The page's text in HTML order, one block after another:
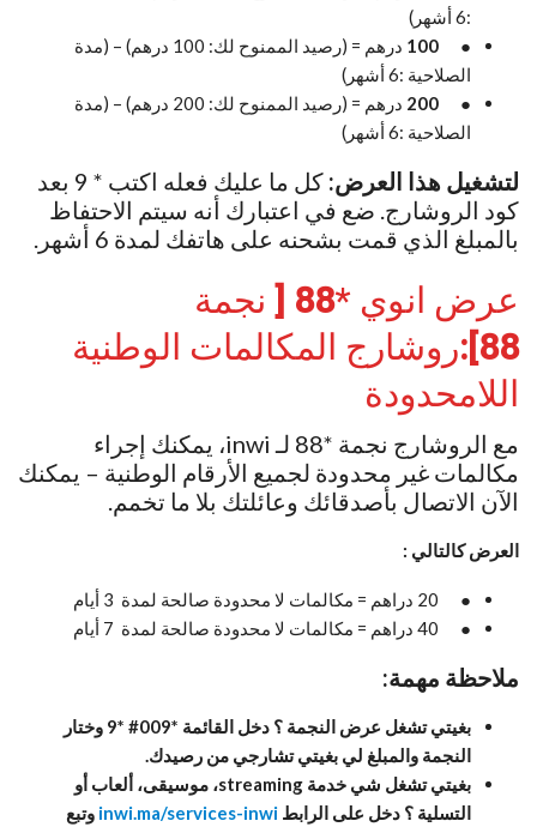
:6 أشهر)
●
100
درهم = (رصيد الممنوح لك: 100 درهم) – (مدة
الصلاحية :6 أشهر)
●
200
درهم = (رصيد الممنوح لك: 200 درهم) – (مدة
الصلاحية :6 أشهر)
لتشغيل هذا العرض:
كل ما عليك فعله اكتب * 9 بعد
كود الروشارج. ضع في اعتبارك أنه سيتم الاحتفاظ
بالمبلغ الذي قمت بشحنه على هاتفك لمدة 6 أشهر.
عرض انوي *88
[ نجمة
88
]
:روشارج المكالمات الوطنية
اللامحدودة
مع الروشارج نجمة *88 لـ inwi، يمكنك إجراء
مكالمات غير محدودة لجميع الأرقام الوطنية – يمكنك
الآن الاتصال بأصدقائك وعائلتك بلا ما تخمم.
العرض كالتالي :
● 20 دراهم = مكالمات لا محدودة صالحة لمدة 3 أيام
● 40 دراهم = مكالمات لا محدودة صالحة لمدة 7 أيام
ملاحظة مهمة:
بغيتي تشغل عرض النجمة ؟ دخل القائمة *009# *9 وختار
النجمة والمبلغ لي بغيتي تشارجي من رصيدك.
بغيتي تشغل شي خدمة streaming، موسيقى، ألعاب أو
التسلية ؟ دخل على الرابط inwi.ma/services-inwi وتبع